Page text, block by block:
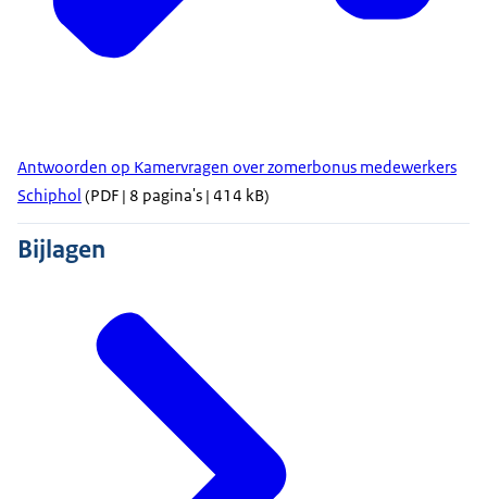
Antwoorden op Kamervragen over zomerbonus medewerkers
Schiphol (PDF | 8 pagina's | 414 kB)
Bijlagen